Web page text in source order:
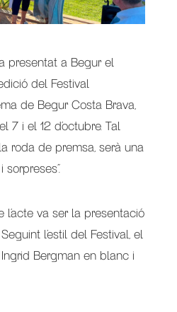
presentat a Begur el
del Festival
de Begur Costa Brava,
7 i el 12 d’octubre. Tal
roda de premsa, serà una
l’acte va ser la presentació
l’estil del Festival, el
Bergman en blanc i